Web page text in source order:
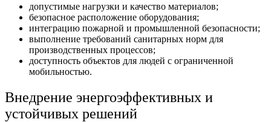
допустимые нагрузки и качество материалов;
безопасное расположение оборудования;
интеграцию пожарной и промышленной безопасности;
выполнение требований санитарных норм для
производственных процессов;
доступность объектов для людей с ограниченной
мобильностью.
Внедрение энергоэффективных и
устойчивых решений